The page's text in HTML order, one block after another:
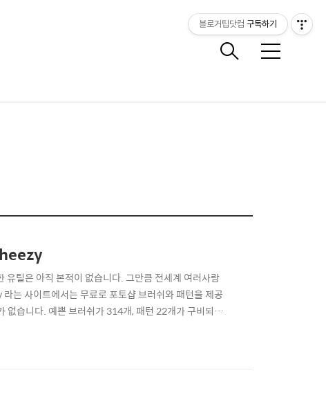
메
틸은 아직 본적이 없습니다. 그만큼 전세계 여러사람
는 사이트에서는 무료로 포토샵 브러쉬와 패턴을 제공
없습니다. 예쁜 브러쉬가 314개, 패턴 22개가 구비되어
brushes
블로거팁닷컴 구독하기